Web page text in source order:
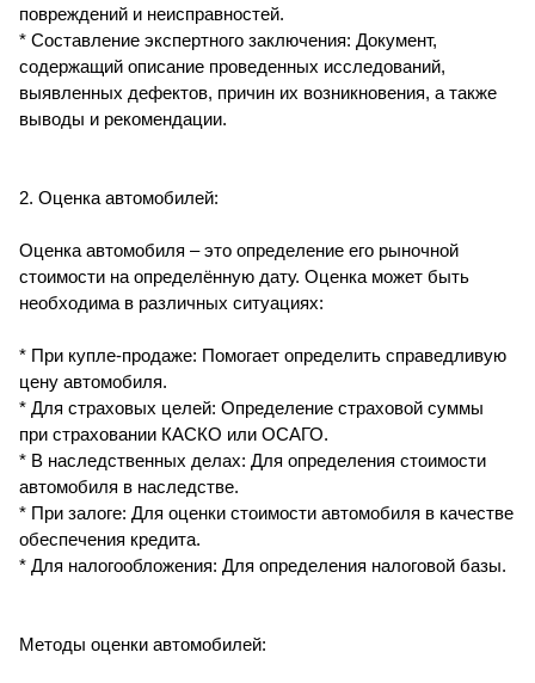
повреждений и неисправностей.
* Составление экспертного заключения: Документ,
содержащий описание проведенных исследований,
выявленных дефектов, причин их возникновения, а также
выводы и рекомендации.
2. Оценка автомобилей:
Оценка автомобиля – это определение его рыночной
стоимости на определённую дату. Оценка может быть
необходима в различных ситуациях:
* При купле-продаже: Помогает определить справедливую
цену автомобиля.
* Для страховых целей: Определение страховой суммы
при страховании КАСКО или ОСАГО.
* В наследственных делах: Для определения стоимости
автомобиля в наследстве.
* При залоге: Для оценки стоимости автомобиля в качестве
обеспечения кредита.
* Для налогообложения: Для определения налоговой базы.
Методы оценки автомобилей: